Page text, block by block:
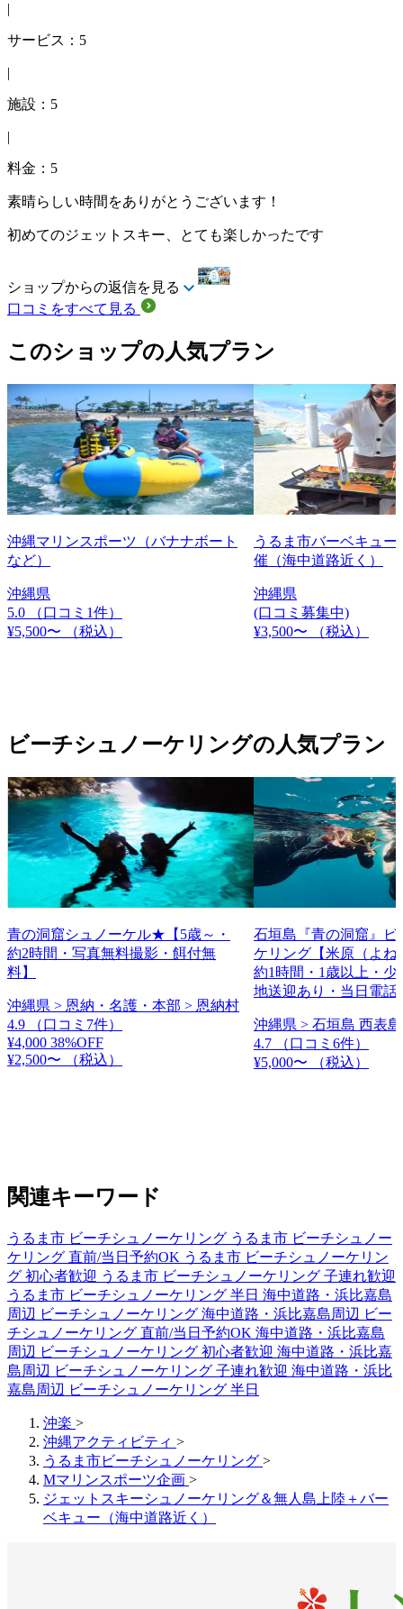
|
サービス：5
|
施設：5
|
料金：5
素晴らしい時間をありがとうございます！
初めてのジェットスキー、とても楽しかったです
ショップからの返信を見る
口コミをすべて見る
このショップの人気プラン
沖縄マリンスポーツ（バナナボート
など）
沖縄県
5.0
（口コミ1件）
¥5,500〜
（税込）
うるま市バーベキュー
催（海中道路近く）
沖縄県
(口コミ募集中)
¥3,500〜
（税込）
ビーチシュノーケリングの人気プラン
青の洞窟シュノーケル★【5歳～・
約2時間・写真無料撮影・餌付無
料】
沖縄県 > 恩納・名護・本部 > 恩納村
4.9
（口コミ7件）
¥4,000 38%OFF
¥2,500〜
（税込）
石垣島『青の洞窟』ビ
ケリング【米原（よね
約1時間・1歳以上・少
地送迎あり・当日電話
沖縄県 > 石垣島 西表
4.7
（口コミ6件）
¥5,000〜
（税込）
関連キーワード
うるま市 ビーチシュノーケリング うるま市 ビーチシュノー
ケリング 直前/当日予約OK うるま市 ビーチシュノーケリン
グ 初心者歓迎 うるま市 ビーチシュノーケリング 子連れ歓迎
うるま市 ビーチシュノーケリング 半日 海中道路・浜比嘉島
周辺 ビーチシュノーケリング 海中道路・浜比嘉島周辺 ビー
チシュノーケリング 直前/当日予約OK 海中道路・浜比嘉島
周辺 ビーチシュノーケリング 初心者歓迎 海中道路・浜比嘉
島周辺 ビーチシュノーケリング 子連れ歓迎 海中道路・浜比
嘉島周辺 ビーチシュノーケリング 半日
沖楽 >
沖縄アクティビティ >
うるま市ビーチシュノーケリング >
Mマリンスポーツ企画 >
ジェットスキーシュノーケリング＆無人島上陸＋バー
ベキュー（海中道路近く）